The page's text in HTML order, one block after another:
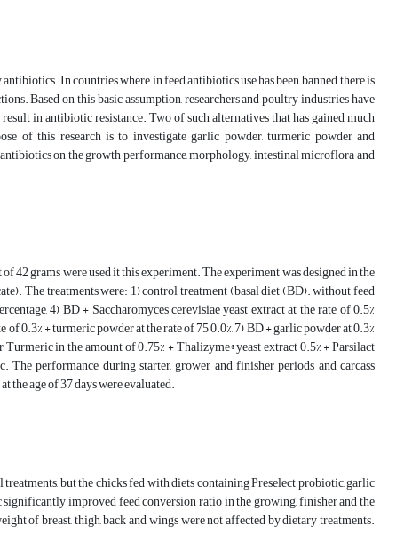
In countries where in feed antibiotics use has been banned, there is
Based on this basic assumption, researchers and poultry industries have
in antibiotic resistance. Two of such alternatives that has gained much
of this research is to investigate garlic powder, turmeric powder and
on the growth performance, morphology, intestinal microflora and
grams were used it this experiment. The experiment was designed in the
The treatments were: 1) control treatment (basal diet (BD). without feed
4) BD + Saccharomyces cerevisiae yeast extract at the rate of 0.5%
0.3% + turmeric powder at the rate of 75 0.0%, 7) BD + garlic powder at 0.3%
in the amount of 0.75% + Thalizyme® yeast extract 0.5% + Parsilact
performance during starter, grower and finisher periods and carcass
age of 37 days were evaluated.
but the chicks fed with diets containing Preselect probiotic, garlic
improved feed conversion ratio in the growing, finisher and the
of breast, thigh, back and wings were not affected by dietary treatments.